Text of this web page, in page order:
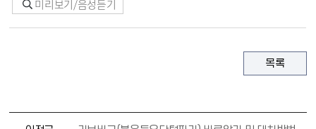
미리보기/음성듣기
목록